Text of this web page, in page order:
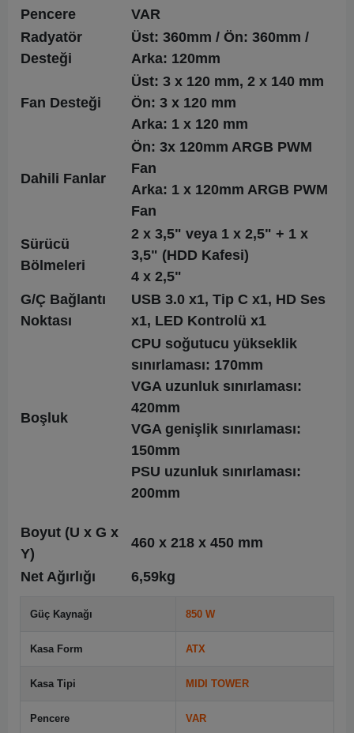
Pencere
VAR
Radyatör
Desteği
Üst: 360mm / Ön: 360mm /
Arka: 120mm
Fan Desteği
Üst: 3 x 120 mm, 2 x 140 mm
Ön: 3 x 120 mm
Arka: 1 x 120 mm
Dahili Fanlar
Ön: 3x 120mm ARGB PWM
Fan
Arka: 1 x 120mm ARGB PWM
Fan
Sürücü
Bölmeleri
2 x 3,5" veya 1 x 2,5" + 1 x
3,5" (HDD Kafesi)
4 x 2,5"
G/Ç Bağlantı
Noktası
USB 3.0 x1, Tip C x1, HD Ses
x1, LED Kontrolü x1
Boşluk
CPU soğutucu yükseklik
sınırlaması: 170mm
VGA uzunluk sınırlaması:
420mm
VGA genişlik sınırlaması:
150mm
PSU uzunluk sınırlaması:
200mm
Boyut (U x G x
Y)
460 x 218 x 450 mm
Net Ağırlığı 6,59kg
Güç Kaynağı 850 W
Kasa Form ATX
Kasa Tipi MIDI TOWER
Pencere VAR